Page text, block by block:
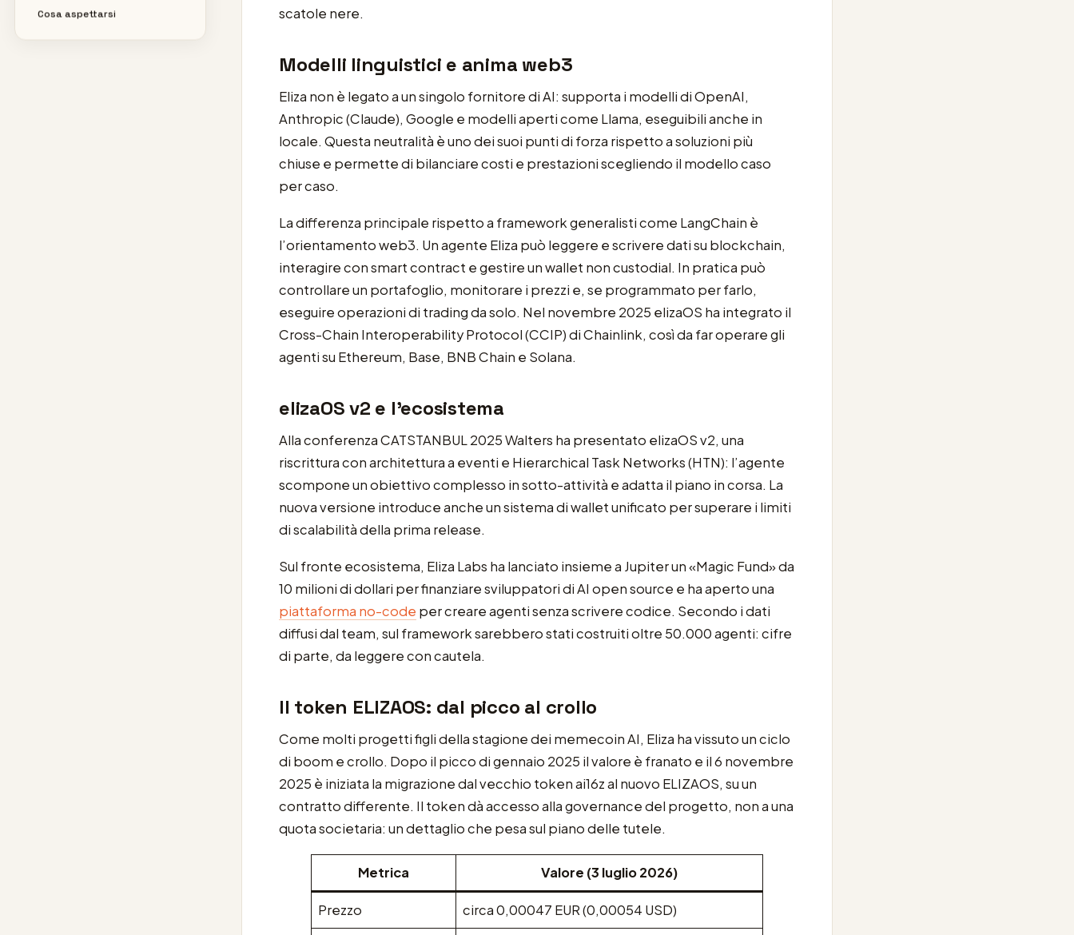
scatole nere.
Modelli linguistici e anima web3
Eliza non è legato a un singolo fornitore di AI: supporta i modelli di OpenAI,
Anthropic (Claude), Google e modelli aperti come Llama, eseguibili anche in
locale. Questa neutralità è uno dei suoi punti di forza rispetto a soluzioni più
chiuse e permette di bilanciare costi e prestazioni scegliendo il modello caso
per caso.
La differenza principale rispetto a framework generalisti come LangChain è
l’orientamento web3. Un agente Eliza può leggere e scrivere dati su blockchain,
interagire con smart contract e gestire un wallet non custodial. In pratica può
controllare un portafoglio, monitorare i prezzi e, se programmato per farlo,
eseguire operazioni di trading da solo. Nel novembre 2025 elizaOS ha integrato il
Cross-Chain Interoperability Protocol (CCIP) di Chainlink, così da far operare gli
agenti su Ethereum, Base, BNB Chain e Solana.
elizaOS v2 e l’ecosistema
Alla conferenza CATSTANBUL 2025 Walters ha presentato elizaOS v2, una
riscrittura con architettura a eventi e Hierarchical Task Networks (HTN): l’agente
scompone un obiettivo complesso in sotto-attività e adatta il piano in corsa. La
nuova versione introduce anche un sistema di wallet unificato per superare i limiti
di scalabilità della prima release.
Sul fronte ecosistema, Eliza Labs ha lanciato insieme a Jupiter un «Magic Fund» da
10 milioni di dollari per finanziare sviluppatori di AI open source e ha aperto una
piattaforma no-code per creare agenti senza scrivere codice. Secondo i dati
diffusi dal team, sul framework sarebbero stati costruiti oltre 50.000 agenti: cifre
di parte, da leggere con cautela.
Il token ELIZAOS: dal picco al crollo
Come molti progetti figli della stagione dei memecoin AI, Eliza ha vissuto un ciclo
di boom e crollo. Dopo il picco di gennaio 2025 il valore è franato e il 6 novembre
2025 è iniziata la migrazione dal vecchio token ai16z al nuovo ELIZAOS, su un
contratto differente. Il token dà accesso alla governance del progetto, non a una
quota societaria: un dettaglio che pesa sul piano delle tutele.
Metrica Valore (3 luglio 2026)
Prezzo circa 0,00047 EUR (0,00054 USD)
Cosa aspettarsi